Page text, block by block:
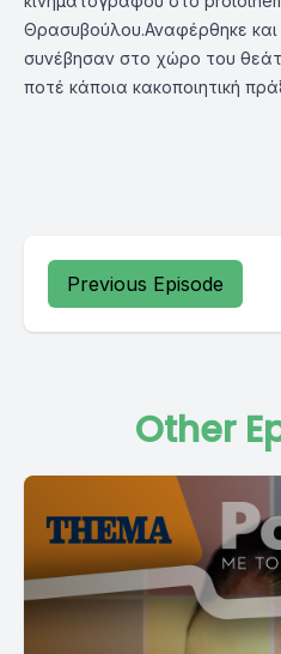
Θρασυβούλου.Αναφέρθηκε
συνέβησαν στο χώρο του
ποτέ κάποια κακοποιητική
Previous Episode
Other